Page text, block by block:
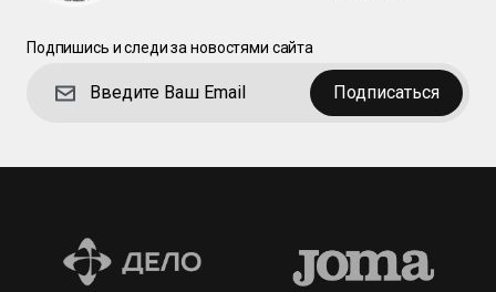
Подпишись и следи за новостями сайта
Подписаться